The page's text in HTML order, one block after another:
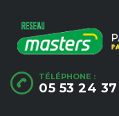
TÉLÉPHONE :
05 53 24 37